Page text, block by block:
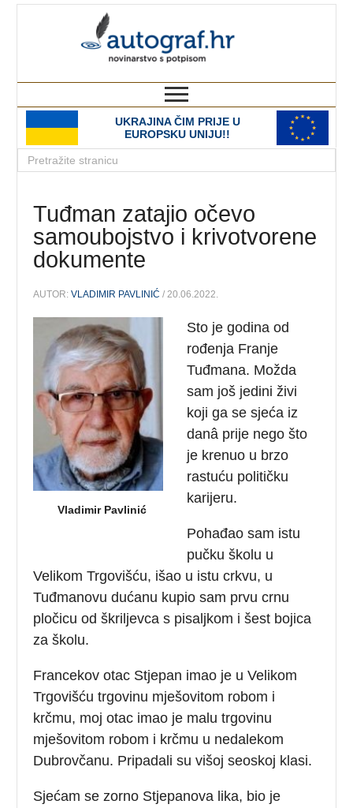
UKRAJINA ČIM PRIJE U
EUROPSKU UNIJU!!
Tuđman zatajio očevo
samoubojstvo i krivotvorene
dokumente
AUTOR:VLADIMIR PAVLINIĆ / 20.06.2022.
Vladimir Pavlinić
Sto je godina od
rođenja Franje
Tuđmana. Možda
sam još jedini živi
koji ga se sjeća iz
danâ prije nego što
je krenuo u brzo
rastuću političku
karijeru.
Pohađao sam istu
pučku školu u
Velikom Trgovišću, išao u istu crkvu, u
Tuđmanovu dućanu kupio sam prvu crnu
pločicu od škriljevca s pisaljkom i šest bojica
za školu.
Francekov otac Stjepan imao je u Velikom
Trgovišću trgovinu mješovitom robom i
krčmu, moj otac imao je malu trgovinu
mješovitom robom i krčmu u nedalekom
Dubrovčanu. Pripadali su višoj seoskoj klasi.
Sjećam se zorno Stjepanova lika, bio je